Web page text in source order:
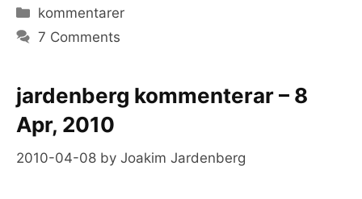
Categories
kommentarer
7 Comments
jardenberg kommenterar – 8
Apr, 2010
2010-04-08 by Joakim Jardenberg